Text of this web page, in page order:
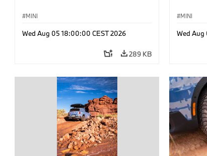
MINI
Wed Aug 05 18:00:00 CEST 2026
289 KB
MINI
Wed Aug